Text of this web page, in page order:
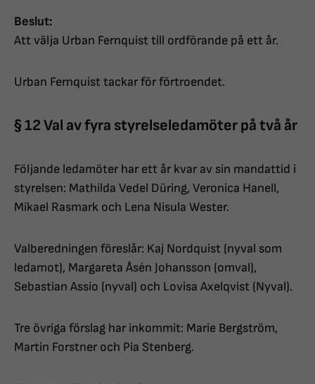
Beslut:
Att välja Urban Fernquist till ordförande på ett år.
Urban Fernquist tackar för förtroendet.
§ 12 Val av fyra styrelseledamöter på två år
Följande ledamöter har ett år kvar av sin mandattid i
styrelsen: Mathilda Vedel Düring, Veronica Hanell,
Mikael Rasmark och Lena Nisula Wester.
Valberedningen föreslår: Kaj Nordquist (nyval som
ledamot), Margareta Åsén Johansson (omval),
Sebastian Assio (nyval) och Lovisa Axelqvist (Nyval).
Tre övriga förslag har inkommit: Marie Bergström,
Martin Forstner och Pia Stenberg.